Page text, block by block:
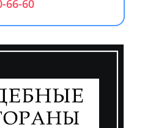
66-60